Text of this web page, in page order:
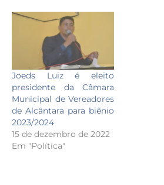
Joeds Luiz é eleito
presidente da Câmara
Municipal de Vereadores
de Alcântara para biênio
2023/2024
15 de dezembro de 2022
Em "Política"